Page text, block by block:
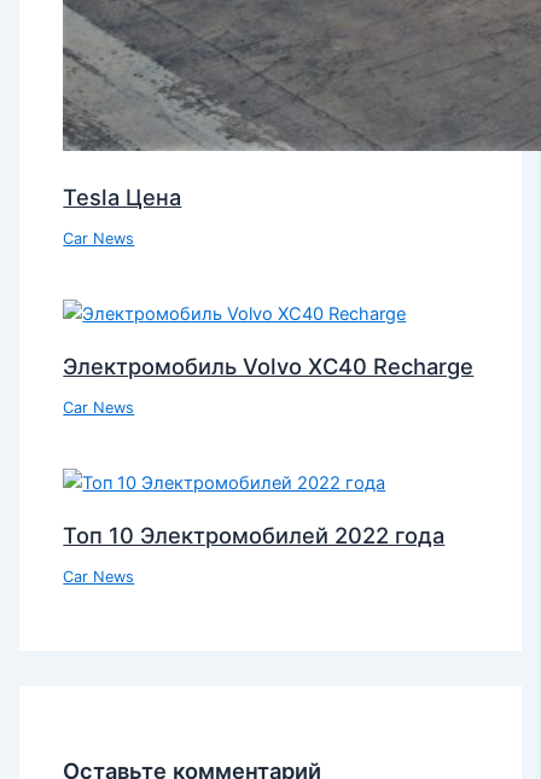
Tesla Цена
Car News
Электромобиль Volvo XC40 Recharge
Car News
Топ 10 Электромобилей 2022 года
Car News
Оставьте комментарий